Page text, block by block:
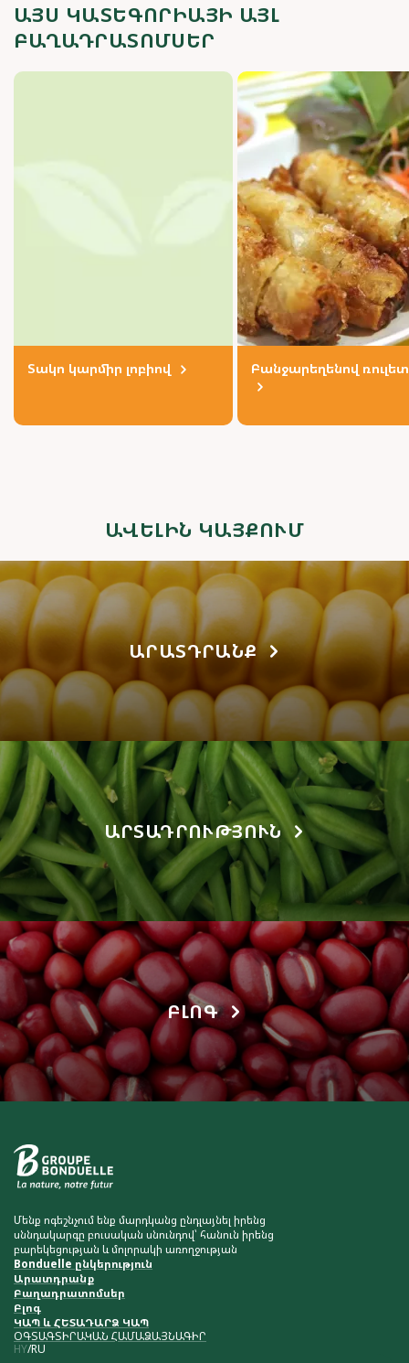
ԱՅՍ ԿԱՏԵԳՈՐԻԱՅԻ ԱՅԼ
ԲԱՂԱԴՐԱՏՈՄՍԵՐ
Տակո կարմիր լոբիով Բանջարեղենով
ԱՎԵԼԻՆ ԿԱՅՔՈՒՄ
ԱՐԱՏԴՐԱՆՔ
ԱՐՏԱԴՐՈՒԹՅՈՒՆ
ԲԼՈԳ
Մենք ոգեշնչում ենք մարդկանց ընդլայնել իրենց
սննդակարգը բուսական սնունդով՝ հանուն իրենց
բարեկեցության և մոլորակի առողջության
Bonduelle ընկերություն
Արատդրանք
Բաղադրատոմսեր
Բլոգ
ԿԱՊ և ՀԵՏԱԴԱՐՁ ԿԱՊ
ՕԳՏԱԳՏԻՐԱԿԱՆ ՀԱՄԱՁԱՅՆԱԳԻՐ
HY RU